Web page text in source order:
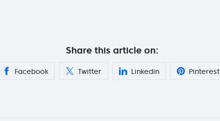
Share this article on:
Facebook Twitter Linkedin Pinterest